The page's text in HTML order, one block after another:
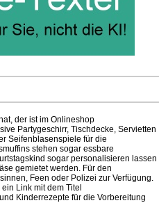
der ist im Onlineshop
Partygeschirr, Tischdecke, Servietten
Seifenblasenspiele für die
stehen sogar essbare
sogar personalisieren lassen
gemietet werden. Für den
Feen oder Polizei zur Verfügung.
Link mit dem Titel
Kinderrezepte für die Vorbereitung